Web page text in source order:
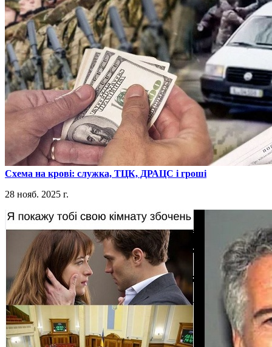
​Схема на крові: служка, ТЦК, ДРАЦС і гроші
28 нояб. 2025 г.